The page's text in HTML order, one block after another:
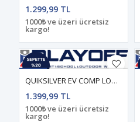
1.299,99 TL
1000₺ ve üzeri ücretsiz
kargo!
QUIKSILVER EV COMP LOGO Riviera - Solid ERKEK T-SHIRT
1.399,99 TL
1000₺ ve üzeri ücretsiz
kargo!